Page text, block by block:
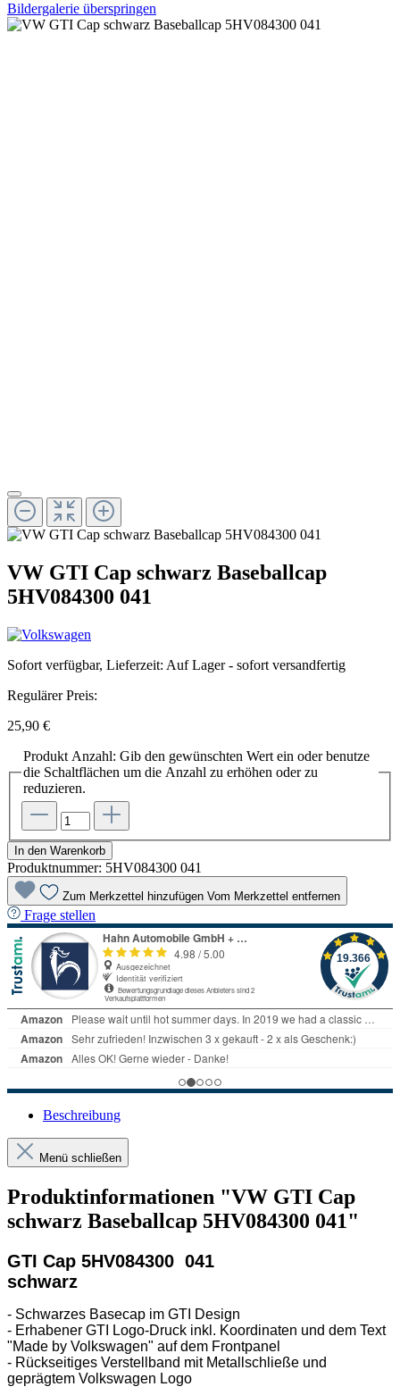
Bildergalerie überspringen
VW GTI Cap schwarz Baseballcap
5HV084300 041
Sofort verfügbar, Lieferzeit: Auf Lager - sofort versandfertig
Regulärer Preis:
25,90 €
Produkt Anzahl: Gib den gewünschten Wert ein oder benutze
die Schaltflächen um die Anzahl zu erhöhen oder zu
reduzieren.
In den Warenkorb
Produktnummer: 5HV084300 041
Zum Merkzettel hinzufügen Vom Merkzettel entfernen
Frage stellen
Beschreibung
Menü schließen
Produktinformationen "VW GTI Cap
schwarz Baseballcap 5HV084300 041"
GTI Cap 5HV084300 041
schwarz
- Schwarzes Basecap im GTI Design
- Erhabener GTI Logo-Druck inkl. Koordinaten und dem Text
"Made by Volkswagen" auf dem Frontpanel
- Rückseitiges Verstellband mit Metallschließe und
geprägtem Volkswagen Logo